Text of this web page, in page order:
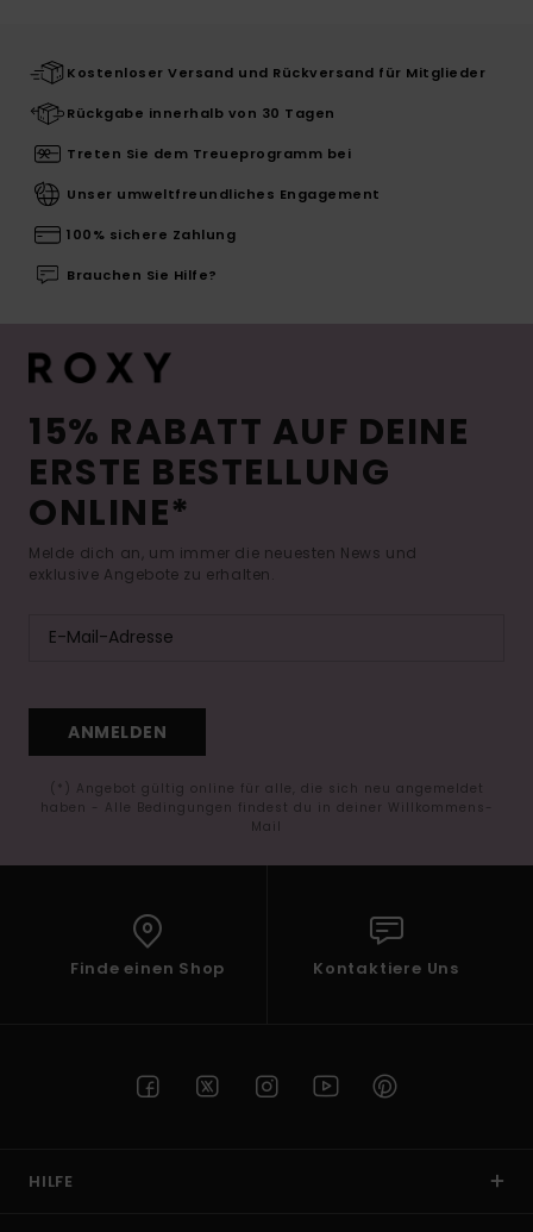
Kostenloser Versand und Rückversand für Mitglieder
Rückgabe innerhalb von 30 Tagen
Treten Sie dem Treueprogramm bei
Unser umweltfreundliches Engagement
100% sichere Zahlung
Brauchen Sie Hilfe?
15% RABATT AUF DEINE
ERSTE BESTELLUNG
ONLINE*
Melde dich an, um immer die neuesten News und
exklusive Angebote zu erhalten.
ANMELDEN
(*) Angebot gültig online für alle, die sich neu angemeldet
haben - Alle Bedingungen findest du in deiner Willkommens-
Mail
Finde einen Shop Kontaktiere Uns
HILFE